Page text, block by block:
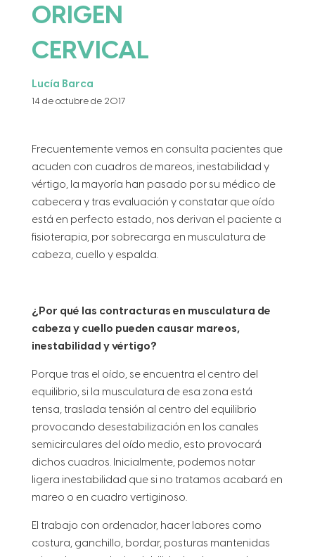
ORIGEN
CERVICAL
Lucía Barca
14 de octubre de 2017
Frecuentemente vemos en consulta pacientes que
acuden con cuadros de mareos, inestabilidad y
vértigo, la mayoría han pasado por su médico de
cabecera y tras evaluación y constatar que oído
está en perfecto estado, nos derivan el paciente a
fisioterapia, por sobrecarga en musculatura de
cabeza, cuello y espalda.
¿Por qué las contracturas en musculatura de
cabeza y cuello pueden causar mareos,
inestabilidad y vértigo?
Porque tras el oído, se encuentra el centro del
equilibrio, si la musculatura de esa zona está
tensa, traslada tensión al centro del equilibrio
provocando desestabilización en los canales
semicirculares del oído medio, esto provocará
dichos cuadros. Inicialmente, podemos notar
ligera inestabilidad que si no tratamos acabará en
mareo o en cuadro vertiginoso.
El trabajo con ordenador, hacer labores como
costura, ganchillo, bordar, posturas mantenidas